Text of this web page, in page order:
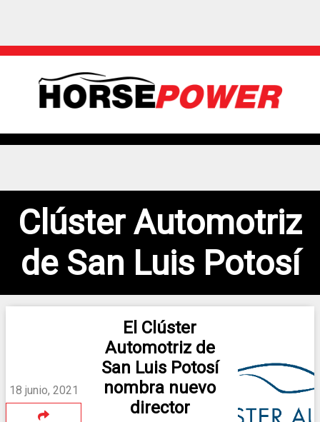
Clúster Automotriz
de San Luis Potosí
18 junio, 2021
El Clúster
Automotriz de
San Luis Potosí
nombra nuevo
director